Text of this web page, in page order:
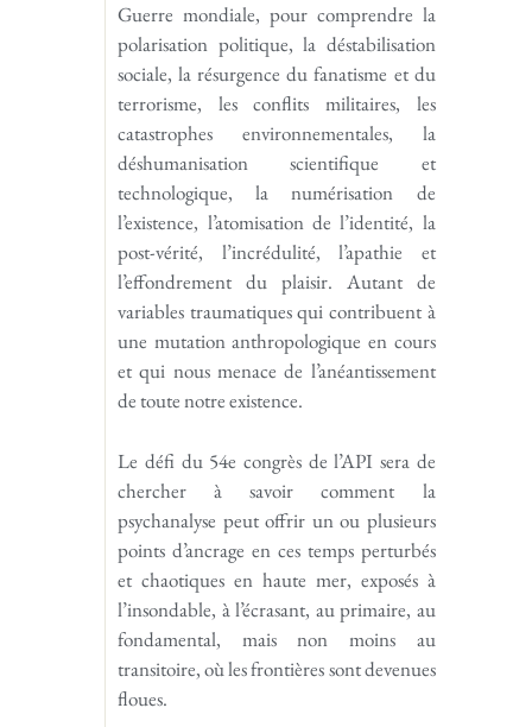
Guerre mondiale, pour comprendre la
polarisation politique, la déstabilisation
sociale, la résurgence du fanatisme et du
terrorisme, les conflits militaires, les
catastrophes environnementales, la
déshumanisation scientifique et
technologique, la numérisation de
l’existence, l’atomisation de l’identité, la
post-vérité, l’incrédulité, l’apathie et
l’effondrement du plaisir. Autant de
variables traumatiques qui contribuent à
une mutation anthropologique en cours
et qui nous menace de l’anéantissement
de toute notre existence.
Le défi du 54e congrès de l’API sera de
chercher à savoir comment la
psychanalyse peut offrir un ou plusieurs
points d’ancrage en ces temps perturbés
et chaotiques en haute mer, exposés à
l’insondable, à l’écrasant, au primaire, au
fondamental, mais non moins au
transitoire, où les frontières sont devenues
floues.